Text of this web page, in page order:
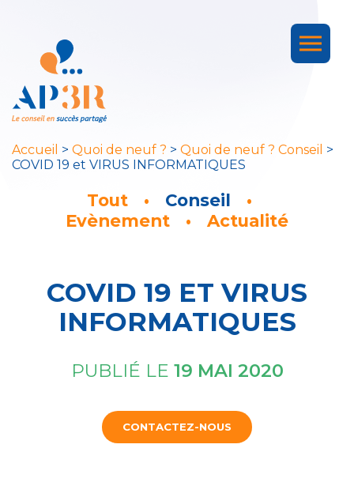
Accueil > Quoi de neuf ? > Quoi de neuf ? Conseil >
COVID 19 et VIRUS INFORMATIQUES
Tout
Conseil
Evènement
Actualité
COVID 19 ET VIRUS
INFORMATIQUES
PUBLIÉ LE 19 MAI 2020
CONTACTEZ-NOUS